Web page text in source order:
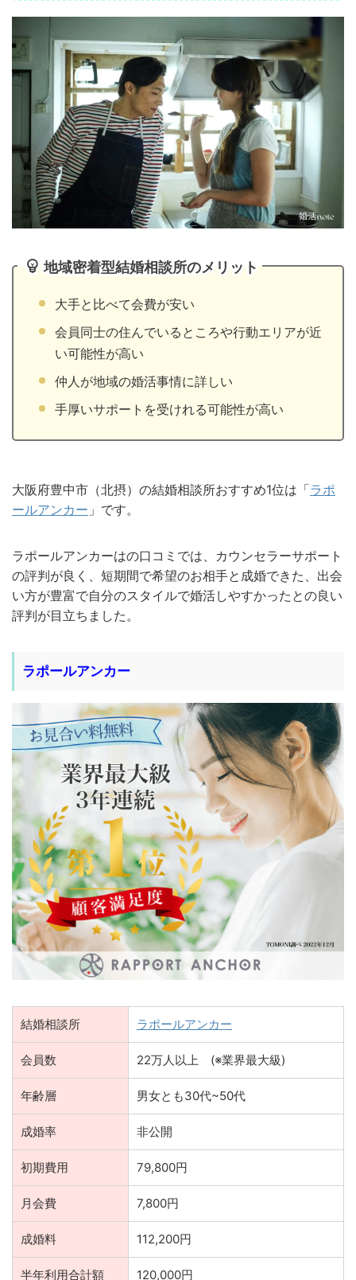
地域密着型結婚相談所のメリット
大手と比べて会費が安い
会員同士の住んでいるところや行動エリアが近
い可能性が高い
仲人が地域の婚活事情に詳しい
手厚いサポートを受けれる可能性が高い
大阪府豊中市（北摂）の結婚相談所おすすめ1位は「ラポ
ールアンカー 」です。
ラポールアンカーはの口コミでは、カウンセラーサポート
の評判が良く、短期間で希望のお相手と成婚できた、出会
い方が豊富で自分のスタイルで婚活しやすかったとの良い
評判が目立ちました。
ラポールアンカー
結婚相談所 ラポールアンカー
会員数 22万人以上 (※業界最大級)
年齢層 男女とも30代~50代
成婚率 非公開
初期費用 79,800円
月会費 7,800円
成婚料 112,200円
半年利用合計額 120,000円